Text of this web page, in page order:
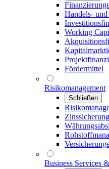
Handels-
Working
Fördermittel
Risikomanagement
Schließen
Zinssicherung
Business Services